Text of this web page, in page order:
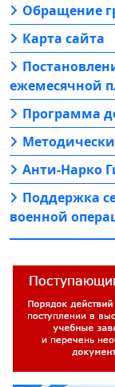
Обращение
Карта сайта
ежемесячной
Программа
Анти-Нарко
Поддержка
военной